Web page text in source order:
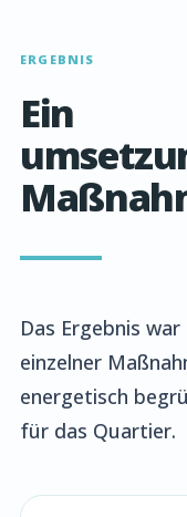
ERGEBNIS
Ein
Das Ergebnis
einzelner
energetisch
für das Quartier.